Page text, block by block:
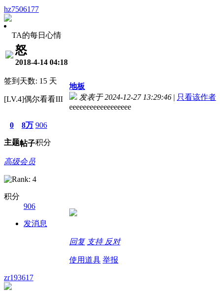
hz7506177
TA的每日心情
怒
2018-4-14 04:18
签到天数: 15 天
[LV.4]偶尔看看III
0
主题
8万
帖子
906
积分
高级会员
积分
906
发消息
地板
发表于 2024-12-27 13:29:46 | 只看该作者
eeeeeeeeeeeeeeeeee
回复 支持 反对
使用道具 举报
zr193617